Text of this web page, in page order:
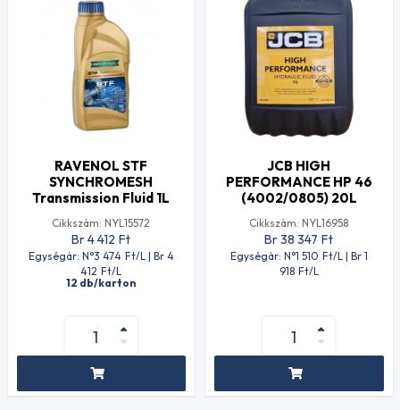
RAVENOL STF
SYNCHROMESH
Transmission Fluid 1L
Cikkszám: NYL15572
Br 4 412 Ft
Egységár: N°3 474 Ft/L | Br 4
412 Ft/L
12 db/karton
JCB HIGH
PERFORMANCE HP 46
(4002/0805) 20L
Cikkszám: NYL16958
Br 38 347 Ft
Egységár: N°1 510 Ft/L | Br 1
918 Ft/L